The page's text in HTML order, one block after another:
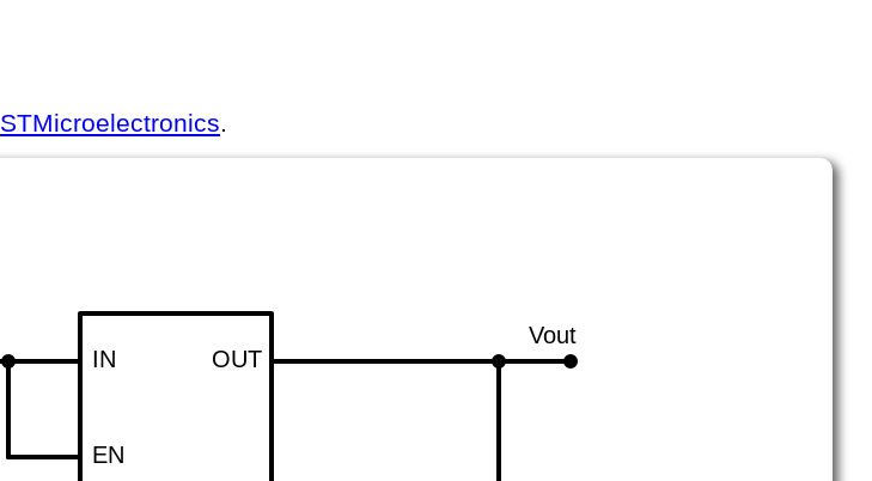
STMicroelectronics
IN OUT
Vout
EN